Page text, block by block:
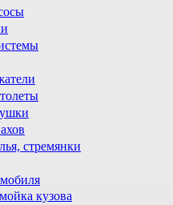
стремянки
кузова